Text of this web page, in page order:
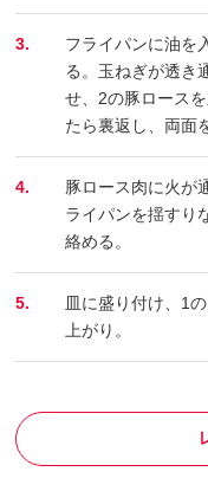
3.
フライパンに油を
る。玉ねぎが透き
せ、2の豚ロース
たら裏返し、両面
4.
豚ロース肉に火が
ライパンを揺すり
絡める。
5.
皿に盛り付け、1
上がり。